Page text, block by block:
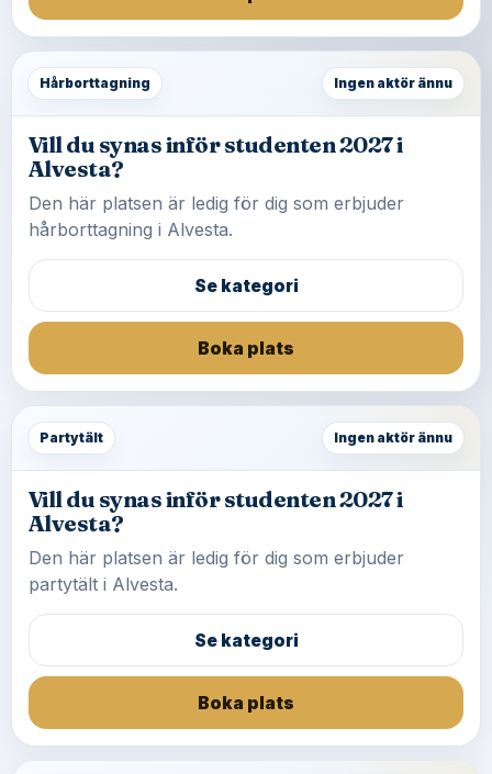
Hårborttagning Ingen aktör ännu
Vill du synas inför studenten 2027 i
Alvesta?
Den här platsen är ledig för dig som erbjuder
hårborttagning i Alvesta.
Se kategori
Boka plats
Partytält Ingen aktör ännu
Vill du synas inför studenten 2027 i
Alvesta?
Den här platsen är ledig för dig som erbjuder
partytält i Alvesta.
Se kategori
Boka plats